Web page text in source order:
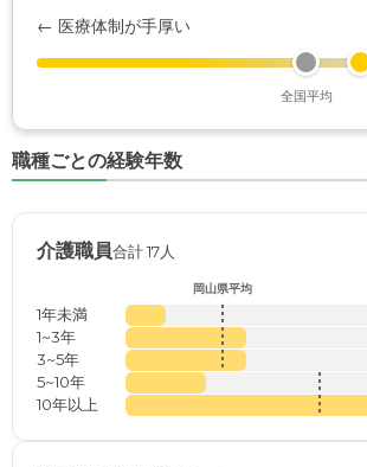
← 医療体制が手厚い
全国平均
職種ごとの経験年数
介護職員合計 17人
岡山県平均
1年未満
1~3年
3~5年
5~10年
10年以上